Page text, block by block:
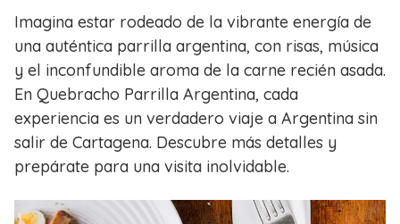
Imagina estar rodeado de la vibrante energía de
una auténtica parrilla argentina, con risas, música
y el inconfundible aroma de la carne recién asada.
En Quebracho Parrilla Argentina, cada
experiencia es un verdadero viaje a Argentina sin
salir de Cartagena. Descubre más detalles y
prepárate para una visita inolvidable.